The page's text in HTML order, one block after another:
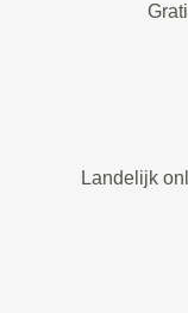
Landelijk